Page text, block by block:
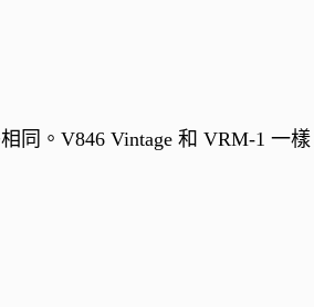
同。V846 Vintage 和 VRM-1 一